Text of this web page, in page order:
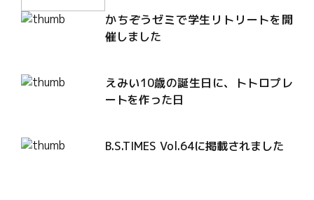
かちぞうゼミで学生リトリートを開
催しました
えみい10歳の誕生日に、トトロプレ
ートを作った日
B.S.TIMES Vol.64に掲載されました